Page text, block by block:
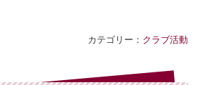
カテゴリー： クラブ活動